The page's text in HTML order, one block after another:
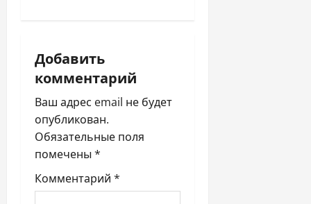
я
п
о
з
а
Добавить
комментарий
Ваш адрес email не будет
опубликован.
Обязательные поля
помечены *
Комментарий *